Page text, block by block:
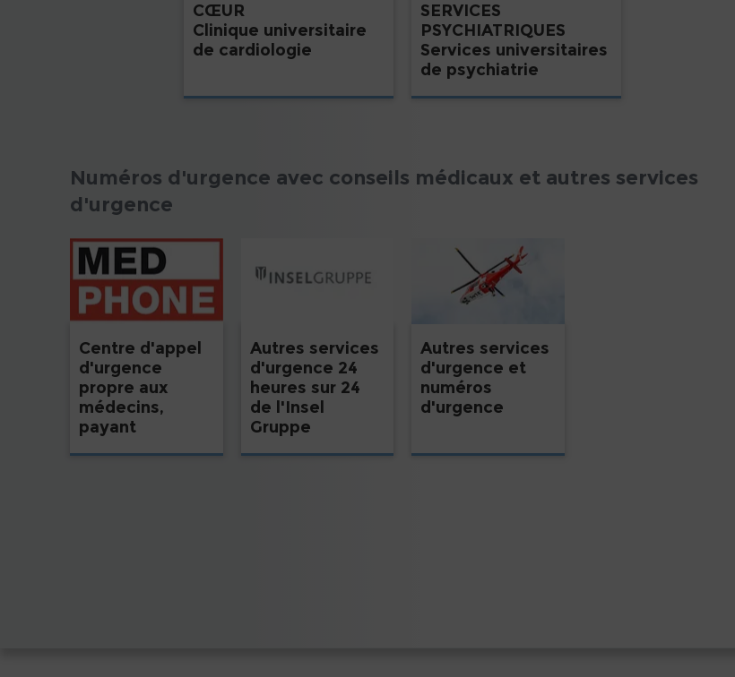
CŒUR
Clinique universitaire
de cardiologie
SERVICES
PSYCHIATRIQUES
Services universitaires
de psychiatrie
Numéros d'urgence avec conseils médicaux et autres services
d'urgence
Centre d'appel
d'urgence
propre aux
médecins,
payant
Autres services
d'urgence 24
heures sur 24
de l'Insel
Gruppe
Autres services
d'urgence et
numéros
d'urgence